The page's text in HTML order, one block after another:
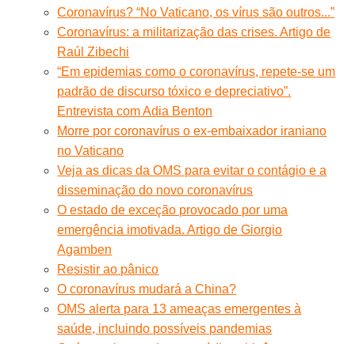
Coronavírus? “No Vaticano, os vírus são outros...”
Coronavírus: a militarização das crises. Artigo de
Raúl Zibechi
“Em epidemias como o coronavírus, repete-se um
padrão de discurso tóxico e depreciativo”.
Entrevista com Adia Benton
Morre por coronavírus o ex-embaixador iraniano
no Vaticano
Veja as dicas da OMS para evitar o contágio e a
disseminação do novo coronavírus
O estado de exceção provocado por uma
emergência imotivada. Artigo de Giorgio
Agamben
Resistir ao pânico
O coronavírus mudará a China?
OMS alerta para 13 ameaças emergentes à
saúde, incluindo possíveis pandemias